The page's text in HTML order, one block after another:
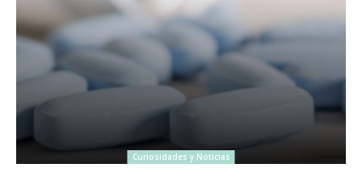
Curiosidades y Noticias